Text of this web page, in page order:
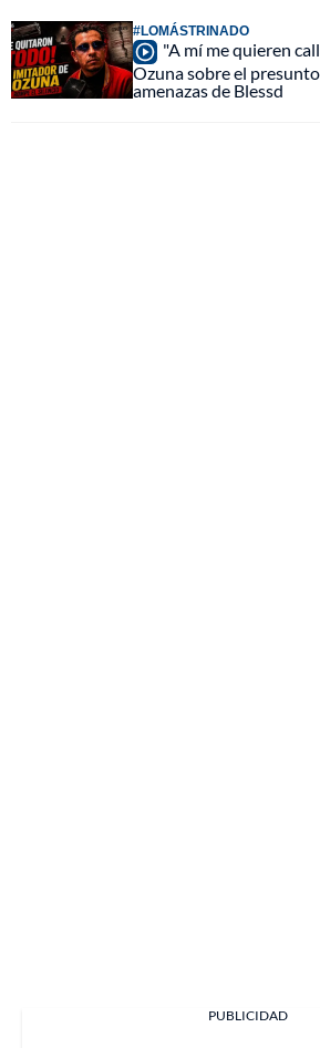
#LOMÁSTRINADO
"A mí me quieren
Ozuna sobre el
amenazas de Blessd
PUBLICIDAD